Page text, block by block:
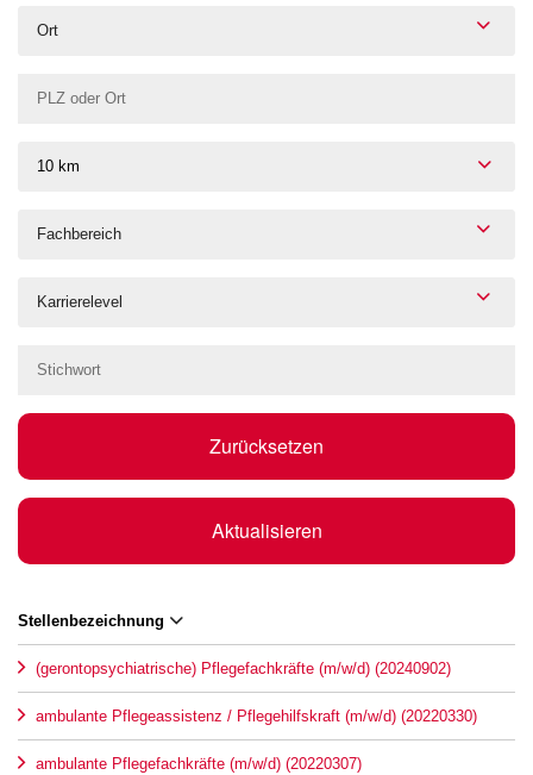
Ort
10 km
Fachbereich
Karrierelevel
Zurücksetzen
Aktualisieren
Stellenbezeichnung
(gerontopsychiatrische) Pflegefachkräfte (m/w/d) (20240902)
ambulante Pflegeassistenz / Pflegehilfskraft (m/w/d) (20220330)
ambulante Pflegefachkräfte (m/w/d) (20220307)